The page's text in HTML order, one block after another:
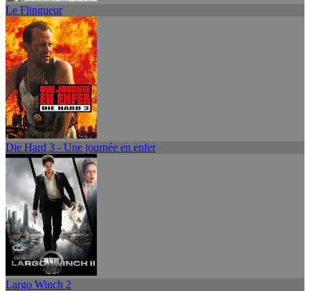
Le Flingueur
Die Hard 3 - Une journée en enfer
Largo Winch 2